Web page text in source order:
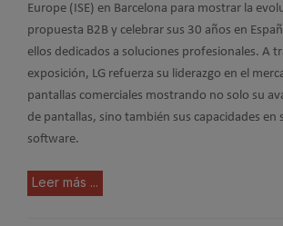
Europe (ISE) en Barcelona para mostrar la
propuesta B2B y celebrar sus 30 años en
ellos dedicados a soluciones profesionales. A
exposición, LG refuerza su liderazgo en el
pantallas comerciales mostrando no solo su
de pantallas, sino también sus capacidades en
software.
Leer más ...